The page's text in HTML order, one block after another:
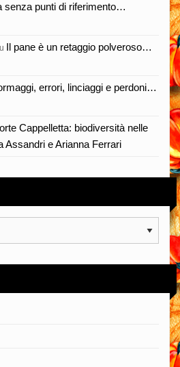
senza punti di riferimento…
Il pane è un retaggio polveroso…
errori, linciaggi e perdoni…
Cappelletta: biodiversità nelle
e Arianna Ferrari